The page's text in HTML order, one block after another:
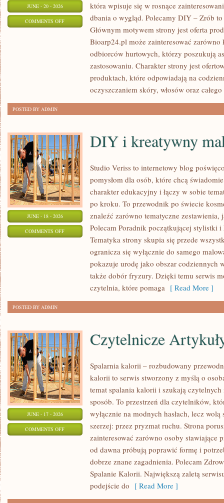
JUNE - 20 - 2026
COMMENTS OFFON
KOSMETYKI
która wpisuje się w rosnące
dbania o wygląd. Polecamy DIY – Zrób
Głównym motywem strony jest oferta
Bioarp24.pl może zainteresować
odbiorców hurtowych, którzy poszukują
zastosowaniu. Charakter strony jest
produktach, które odpowiadają na
oczyszczaniem skóry, włosów oraz całego
POSTED BY ADMIN
JUNE - 18 - 2026
COMMENTS OFFON
KREATYWNY
DIY i kreatywny
Studio Veriss to internetowy blog
pomysłom dla osób, które chcą
charakter edukacyjny i łączy w sobie
po kroku. To przewodnik po świecie
znaleźć zarówno tematyczne zestawienia,
Polecam Poradnik początkującej stylistki
Tematyka strony skupia się przede
ogranicza się wyłącznie do samego
pokazuje urodę jako obszar codziennych
także dobór fryzury. Dzięki temu serwis
czytelnia, które pomaga [ Read More ]
POSTED BY ADMIN
JUNE - 17 - 2026
COMMENTS OFFON
CZYTELNICZE
ARTYKUŁY
Czytelnicze
Spalarnia kalorii – rozbudowany
kalorii to serwis stworzony z myślą o
temat spalania kalorii i szukają
sposób. To przestrzeń dla czytelników,
wyłącznie na modnych hasłach, lecz
szerzej: przez pryzmat ruchu. Strona
zainteresować zarówno osoby
od dawna próbują poprawić formę i
dobrze znane zagadnienia. Polecam
Spalanie Kalorii. Największą zaletą
podejście do [ Read More ]